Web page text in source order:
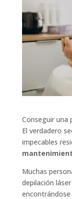
Conseguir una
El verdadero
impecables
Muchas
depilación
encontrándose